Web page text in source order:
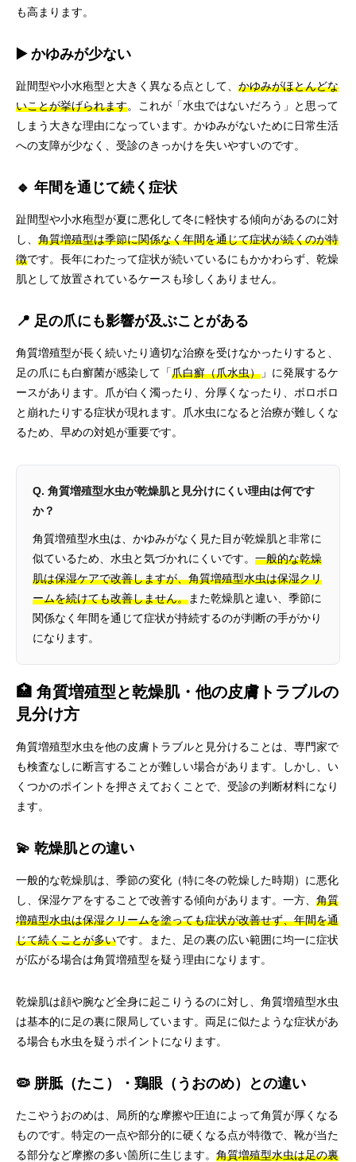
も高まります。
▶️ かゆみが少ない
趾間型や小水疱型と大きく異なる点として、 かゆみがほとんどな
いことが挙げられます。これが「水虫ではないだろう」と思って
しまう大きな理由になっています。かゆみがないために日常生活
への支障が少なく、受診のきっかけを失いやすいのです。
🔹 年間を通じて続く症状
趾間型や小水疱型が夏に悪化して冬に軽快する傾向があるのに対
し、 角質増殖型は季節に関係なく年間を通じて症状が続くのが特
徴です。長年にわたって症状が続いているにもかかわらず、乾燥
肌として放置されているケースも珍しくありません。
📍 足の爪にも影響が及ぶことがある
角質増殖型が長く続いたり適切な治療を受けなかったりすると、
足の爪にも白癬菌が感染して「爪白癬（爪水虫） 」に発展するケ
ースがあります。爪が白く濁ったり、分厚くなったり、ボロボロ
と崩れたりする症状が現れます。爪水虫になると治療が難しくな
るため、早めの対処が重要です。
Q. 角質増殖型水虫が乾燥肌と見分けにくい理由は何です
か？
角質増殖型水虫は、かゆみがなく見た目が乾燥肌と非常に
似ているため、水虫と気づかれにくいです。 一般的な乾燥
肌は保湿ケアで改善しますが、角質増殖型水虫は保湿クリ
ームを続けても改善しません。また乾燥肌と違い、季節に
関係なく年間を通じて症状が持続するのが判断の手がかり
になります。
🏥 角質増殖型と乾燥肌・他の皮膚トラブルの
見分け方
角質増殖型水虫を他の皮膚トラブルと見分けることは、専門家で
も検査なしに断言することが難しい場合があります。しかし、い
くつかのポイントを押さえておくことで、受診の判断材料になり
ます。
💫 乾燥肌との違い
一般的な乾燥肌は、季節の変化（特に冬の乾燥した時期）に悪化
し、保湿ケアをすることで改善する傾向があります。一方、 角質
増殖型水虫は保湿クリームを塗っても症状が改善せず、年間を通
じて続くことが多いです。また、足の裏の広い範囲に均一に症状
が広がる場合は角質増殖型を疑う理由になります。
乾燥肌は顔や腕など全身に起こりうるのに対し、角質増殖型水虫
は基本的に足の裏に限局しています。両足に似たような症状があ
る場合も水虫を疑うポイントになります。
🦠 胼胝（たこ）・鶏眼（うおのめ）との違い
たこやうおのめは、局所的な摩擦や圧迫によって角質が厚くなる
ものです。特定の一点や部分的に硬くなる点が特徴で、靴が当た
る部分など摩擦の多い箇所に生じます。 角質増殖型水虫は足の裏